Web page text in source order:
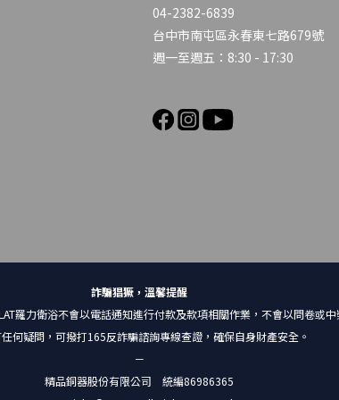
04-2382-6839
台中市南屯區永春東七路679號
週一至週五：8:30 - 17:30
詐騙猖獗，溫馨提醒
羅力衛浴不會以電話通知進行付款及款項相關作業，不會以問卷或
何疑問，可撥打165反詐騙諮詢專線查證，確保自身財產安全。
－
精品銅器股份有限公司 統編86986365